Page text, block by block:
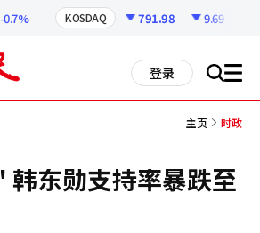
-0.7% KOSDAQ 791.98 9.69
登录 搜 all
主页 时政
东勋支持率暴跌至